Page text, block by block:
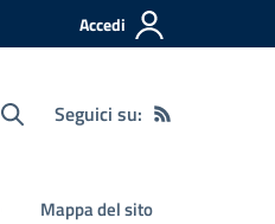
Accedi
Seguici su:
Mappa del sito